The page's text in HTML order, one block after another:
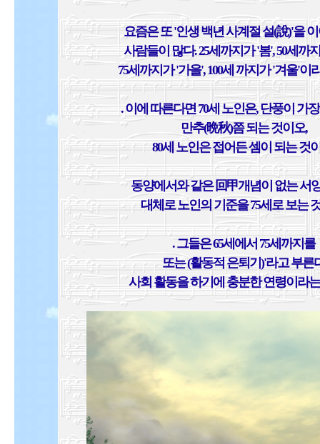
요즘은 또 '인생 백년 사계절 설(說)'을
사람들이 많다. 25세까지가 '봄', 50세까
75세까지가 '가을', 100세 까지가 '겨울'이
. 이에 따른다면 70세 노인은, 단풍이 가
만추(晩秋)쯤 되는 것이오,
80세 노인은 접어든 셈이 되는 것
동양에서와 같은 回甲개념이 없는 서
대체로 노인의 기준을 75세로 보는
. 그들은 65세에서 75세까지를
또는 (활동적 은퇴기)'라고 부른
사회 활동을 하기에 충분한 연령이라